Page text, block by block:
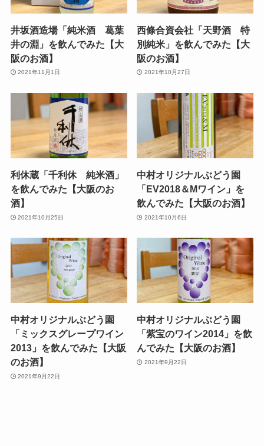
井坂酒造場「純米酒 葛葉
井の淵」を飲んでみた【大
阪のお酒】
2021年11月1日
西條合資会社「天野酒 特
別純米」を飲んでみた【大
阪のお酒】
2021年10月27日
利休蔵「千利休 純米酒」
を飲んでみた【大阪のお
酒】
2021年10月25日
中村オリジナルぶどう園
「EV2018＆Mワイン」を
飲んでみた【大阪のお酒】
2021年10月6日
中村オリジナルぶどう園
「ミックスグレープワイン
2013」を飲んでみた【大阪
のお酒】
2021年9月22日
中村オリジナルぶどう園
「紫宝のワイン2014」を飲
んでみた【大阪のお酒】
2021年9月22日